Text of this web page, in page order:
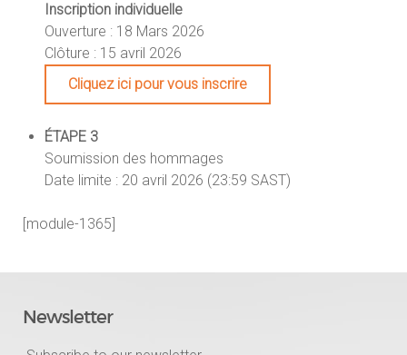
Inscription individuelle
Ouverture : 18 Mars 2026
Clôture : 15 avril 2026
Cliquez ici pour vous inscrire
ÉTAPE 3
Soumission des hommages
Date limite : 20 avril 2026 (23:59 SAST)
[module-1365]
Newsletter